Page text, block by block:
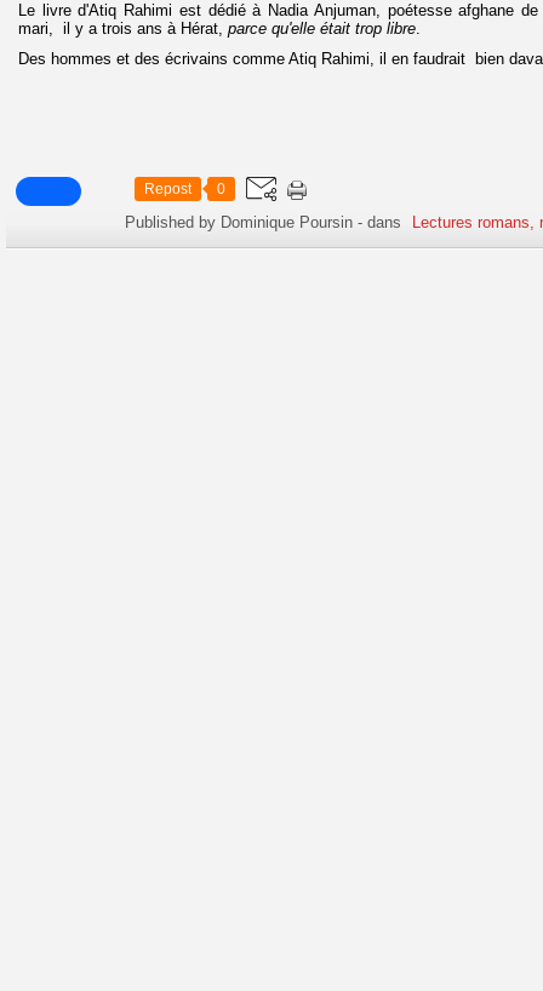
Le livre d'Atiq Rahimi est dédié à Nadia Anjuman, poétesse afghane
mari, il y a trois ans à Hérat, parce qu'elle était trop libre.
Des hommes et des écrivains comme Atiq Rahimi, il en faudrait bien
Repost 0
Published by Dominique Poursin -dans Lectures romans,